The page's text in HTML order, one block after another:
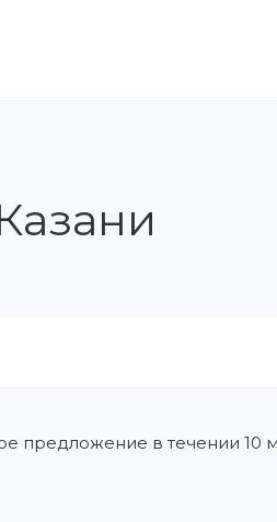
предложение в течении 10